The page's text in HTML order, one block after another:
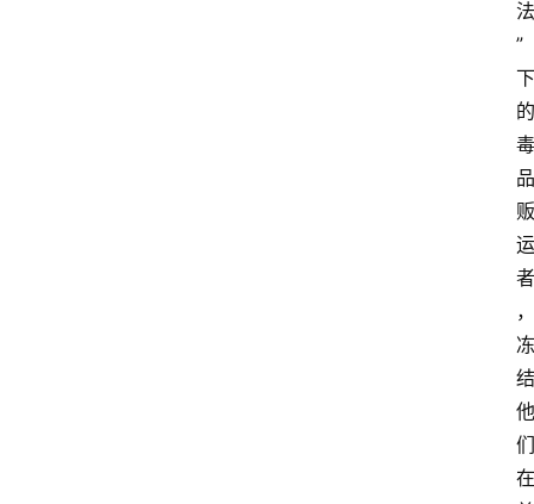
法
”
下
的
毒
品
贩
运
者
，
冻
结
他
们
在